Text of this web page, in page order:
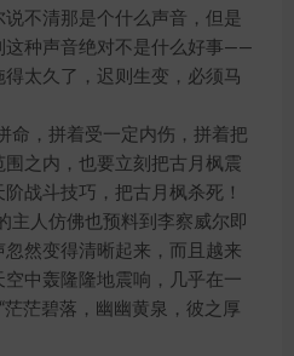
不清那是个什么声音，但是
这种声音绝对不是什么好事——
太久了，迟则生变，必须马
，拼着受一定内伤，拼着把
之内，也要立刻把古月枫震
战斗技巧，把古月枫杀死！
人仿佛也预料到李察威尔即
然变得清晰起来，而且越来
中轰隆隆地震响，几乎在一
茫碧落，幽幽黄泉，彼之厚